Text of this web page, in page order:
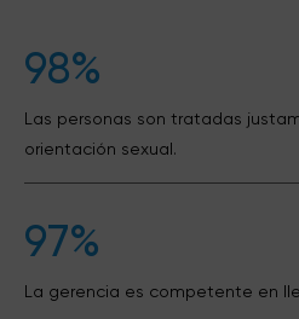
98%
Las personas son tratadas
orientación sexual.
97%
La gerencia es competente en